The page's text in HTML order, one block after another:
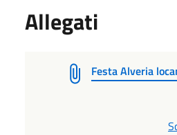
Allegati
Festa Alveria